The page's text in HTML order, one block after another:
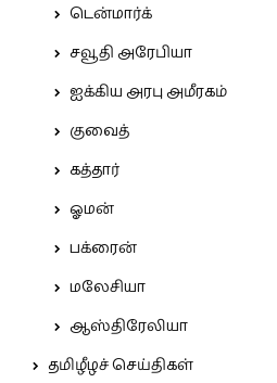
டென்மார்க்
சவூதி அரேபியா
ஐக்கிய அரபு அமீரகம்
குவைத்
கத்தார்
ஓமன்
பக்ரைன்
மலேசியா
ஆஸ்திரேலியா
தமிழீழச் செய்திகள்